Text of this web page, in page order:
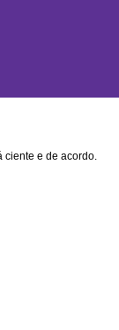
ciente e de acordo.